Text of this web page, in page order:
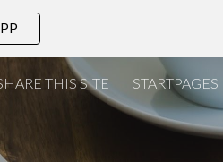
THIS SITE STARTPAGES